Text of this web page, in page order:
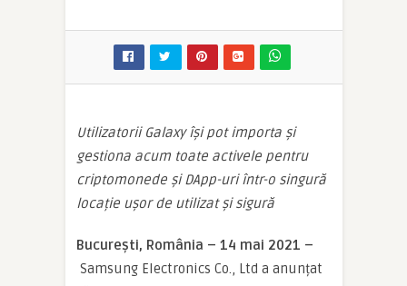
Utilizatorii Galaxy își pot importa și
gestiona acum toate activele pentru
criptomonede și DApp-uri într-o singură
locație ușor de utilizat și sigură
București, România – 14 mai 2021 –
Samsung Electronics Co., Ltd a anunțat